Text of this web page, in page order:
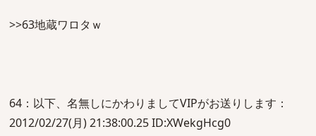
>>63地蔵ワロタｗ
64：以下、名無しにかわりましてVIPがお送りします：
2012/02/27(月) 21:38:00.25 ID:XWekgHcg0